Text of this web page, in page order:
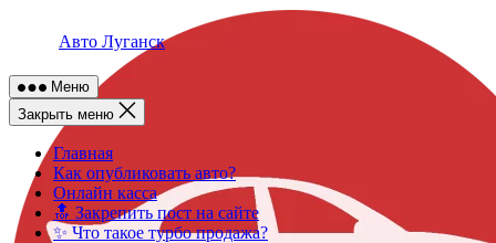
Авто Луганск
Меню
Закрыть меню
Главная
Как опубликовать авто?
Онлайн касса
🔝 Закрепить пост на сайте
✨ Что такое турбо продажа?